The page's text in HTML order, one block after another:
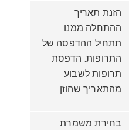
הזנת תאריך
ההתחלה ממנו
תתחיל ההדפסה של
התרופות. הדפסת
תרופות לשבוע
מהתאריך שהוזן
בחירת משמרת